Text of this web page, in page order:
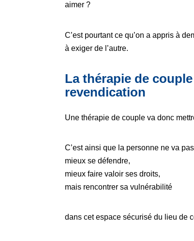
aimer ?
C’est pourtant ce qu’on a appris à
à exiger de l’autre.
La thérapie de
revendication
Une thérapie de couple va donc
C’est ainsi que la personne ne va
mieux se défendre,
mieux faire valoir ses droits,
mais rencontrer sa vulnérabilité
dans cet espace sécurisé du lieu de